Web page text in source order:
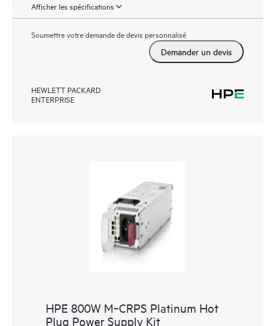
Afficher les spécifications
Soumettre votre demande de devis personnalisé
Demander un devis
HEWLETT PACKARD
ENTERPRISE
HPE 800W M‑CRPS Platinum Hot
Plug Power Supply Kit